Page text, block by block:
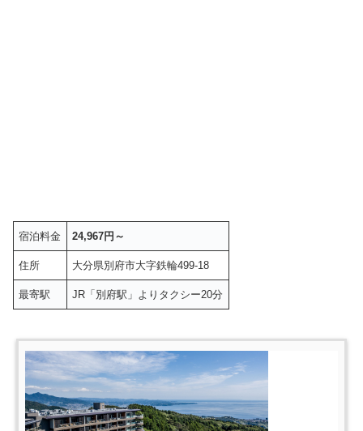
宿泊料金 24,967円～
住所 大分県別府市大字鉄輪499-18
最寄駅 JR「別府駅」よりタクシー20分